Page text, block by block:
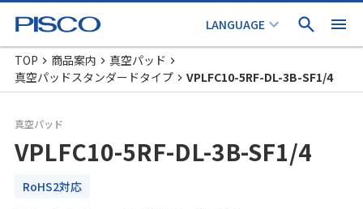
TOP 商品案内
真空パッド
真空パッドスタンダードタイプ
VPLFC10-5RF-DL-3B-SF1/4
真空パッド
VPLFC10-5RF-DL-3B-SF1/4
RoHS2対応